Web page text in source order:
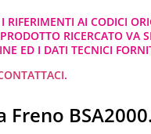
RIFERIMENTI AI CODICI
RICERCATO VA
ED I DATI TECNICI
.
Freno